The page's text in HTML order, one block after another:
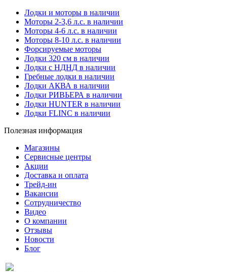
Лодки и моторы в наличии
Моторы 2-3,6 л.с. в наличии
Моторы 4-6 л.с. в наличии
Моторы 8-10 л.с. в наличии
Форсируемые моторы
Лодки 320 см в наличии
Лодки с НДНД в наличии
Гребные лодки в наличии
Лодки АКВА в наличии
Лодки РИВЬЕРА в наличии
Лодки HUNTER в наличии
Лодки FLINC в наличии
Полезная информация
Магазины
Сервисные центры
Акции
Доставка и оплата
Трейд-ин
Вакансии
Сотрудничество
Видео
О компании
Отзывы
Новости
Блог